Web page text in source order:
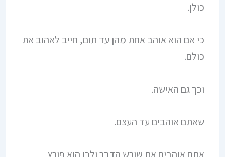
כולן.
כי אם הוא אוהב אחת מהן עד תום, חייב לאהוב את
כולם.
וכך גם האישה.
שאתם אוהבים עד העצם.